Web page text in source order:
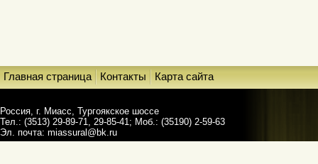
Главная страница Контакты Карта сайта
Россия, г. Миасс, Тургоякское шоссе
Тел.: (3513) 29-89-71, 29-85-41; Моб.: (35190) 2-59-63
Эл. почта: miassural@bk.ru